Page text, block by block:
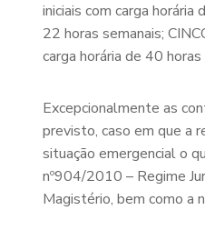
iniciais com carga
22 horas semanais;
carga horária de 40 horas
Excepcionalmente as
previsto, caso em que a
situação emergencial o
nº904/2010 – Regime
Magistério, bem como a